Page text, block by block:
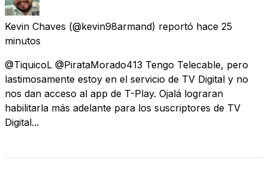
Kevin Chaves (@kevin98armand) reportó hace 25
minutos
@TiquicoL @PirataMorado413 Tengo Telecable, pero
lastimosamente estoy en el servicio de TV Digital y no
nos dan acceso al app de T-Play. Ojalá lograran
habilitarla más adelante para los suscriptores de TV
Digital...